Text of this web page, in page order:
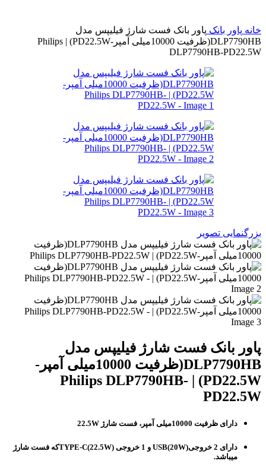
خانه پاور بانک پاور بانک فست شارژ فیلیپس مدل
DLP7790HB(ظرفیت 10000میلی آمپر-PD22.5W) | Philips
DLP7790HB-PD22.5W
بزرگنمایی تصویر
پاور بانک فست شارژ فیلیپس مدل
DLP7790HB(ظرفیت 10000میلی آمپر-
PD22.5W) | Philips DLP7790HB-
PD22.5W
دارای ظرفیت 10000میلی آمپر، فست شارژ 22.5W
دارای 2 خروجیUSB(20W) و 1 خروجی TYPE-C(22.5W)که فست شارژ
میباشد.